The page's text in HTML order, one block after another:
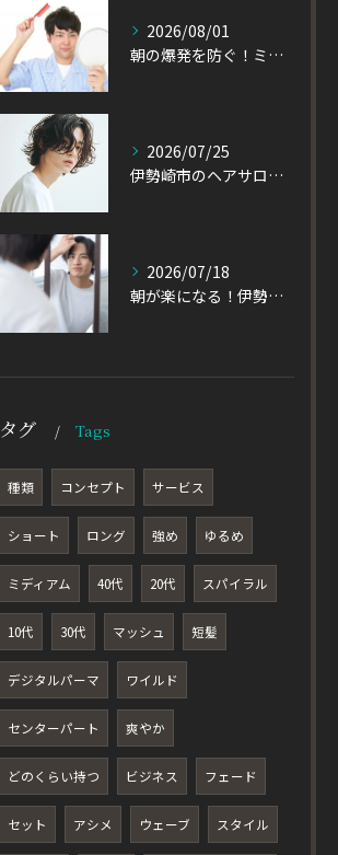
2026/08/01
朝の爆発を防ぐ！ミディアムヘアのメンズがパーマをかけるべき理由
2026/07/25
伊勢崎市のヘアサロン発！黒髪でも重たく見えない大人パーマとは
2026/07/18
朝が楽になる！伊勢崎市の美容室が教える大人パーマスタイル
タグ Tags
種類 コンセプト サービス
ショート ロング 強め ゆるめ
ミディアム 40代 20代 スパイラル
10代 30代 マッシュ 短髪
デジタルパーマ ワイルド
センターパート 爽やか
どのくらい持つ ビジネス フェード
セット アシメ ウェーブ スタイル